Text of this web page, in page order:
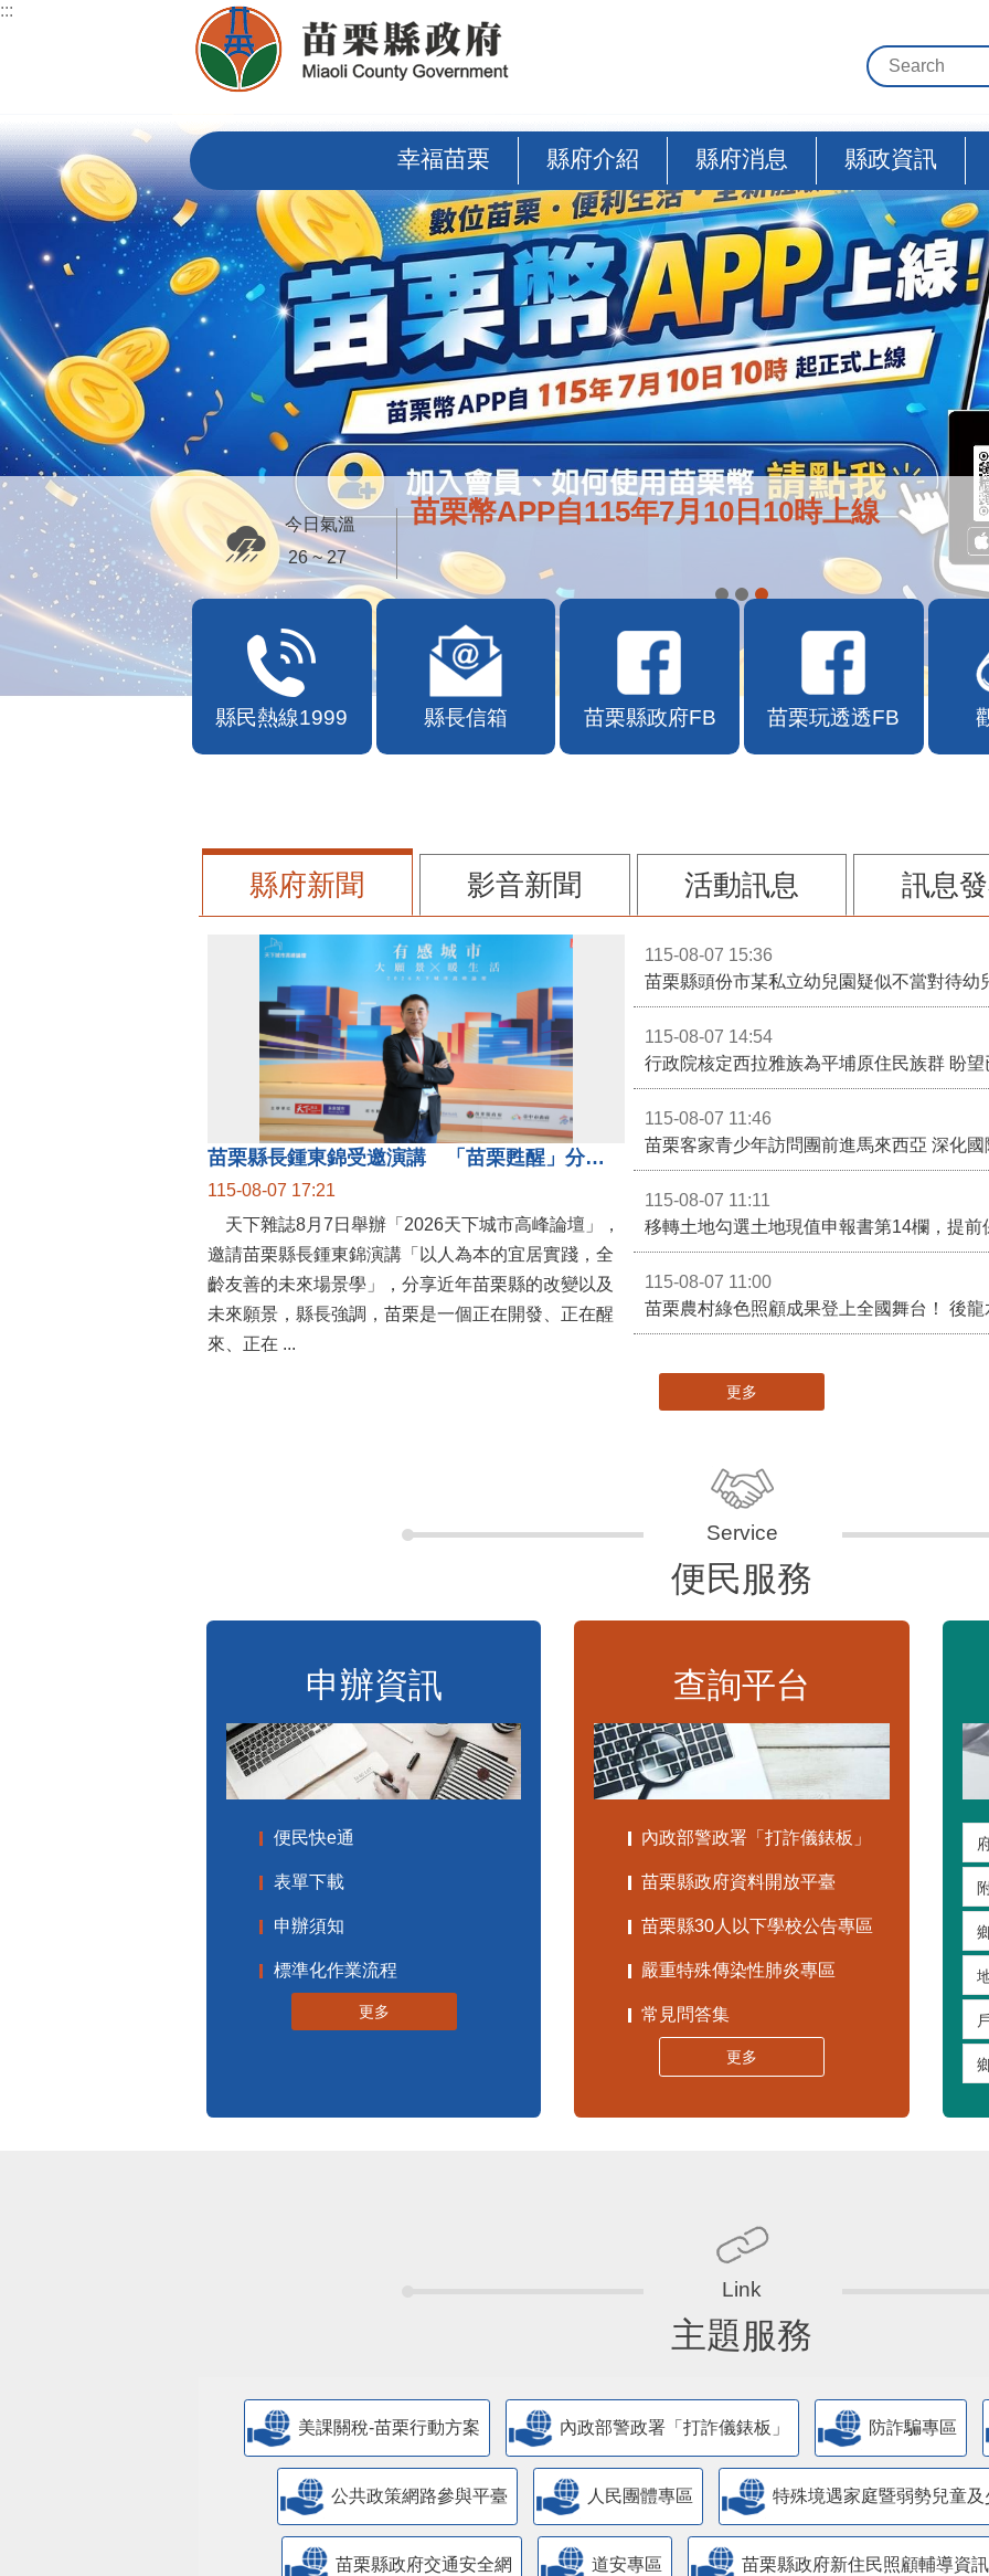
跳到主要內容區塊
:::
幸福苗栗 縣府介紹 縣府消息 縣政資訊
苗栗幣APP自115年7月10日10時上線
今日氣溫
26 ~ 27
縣民熱線1999 縣長信箱 苗栗縣政府FB 苗栗玩透透FB
縣府新聞 影音新聞 活動訊息 訊息
苗栗縣長鍾東錦受邀演講 「苗栗甦醒」分享近年轉變
115-08-07 17:21
天下雜誌8月7日舉辦「2026天下城市高峰論壇」，
邀請苗栗縣長鍾東錦演講「以人為本的宜居實踐，全
齡友善的未來場景學」，分享近年苗栗縣的改變以及
未來願景，縣長強調，苗栗是一個正在開發、正在醒
來、正在 ...
115-08-07 15:36
苗栗縣頭份市某私立幼兒園疑似不當對待幼
115-08-07 14:54
115-08-07 11:46
苗栗客家青少年訪問團前進馬來西亞 深化
115-08-07 11:11
移轉土地勾選土地現值申報書第14欄，提前
115-08-07 11:00
更多
便民服務
申辦資訊
便民快e通
表單下載
申辦須知
標準化作業流程
更多
查詢平台
內政部警政署「打詐儀錶板」
苗栗縣政府資料開放平臺
苗栗縣30人以下學校公告專區
嚴重特殊傳染性肺炎專區
常見問答集
更多
主題服務
美課關稅-苗栗行動方案 內政部警政署「打詐儀錶板」 防詐騙專區
公共政策網路參與平臺 人民團體專區 特殊境遇家庭暨弱勢兒童
苗栗縣政府交通安全網 道安專區 苗栗縣政府新住民照顧輔導資